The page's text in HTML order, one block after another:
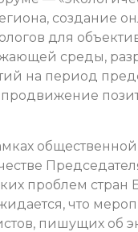
создание
для
среды,
на период
проблем стран
что
пишущих об